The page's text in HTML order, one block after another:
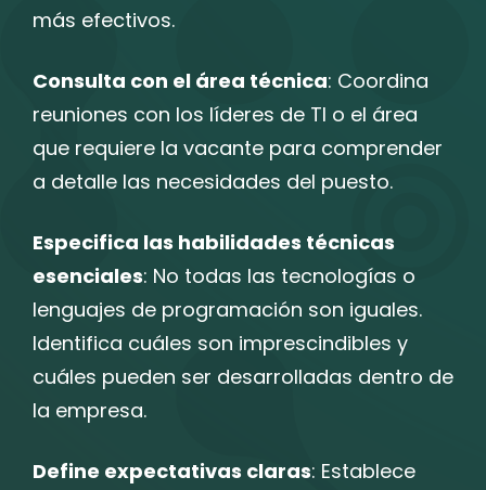
más efectivos.
Consulta con el área técnica: Coordina
reuniones con los líderes de TI o el área
que requiere la vacante para comprender
a detalle las necesidades del puesto.
Especifica las habilidades técnicas
esenciales: No todas las tecnologías o
lenguajes de programación son iguales.
Identifica cuáles son imprescindibles y
cuáles pueden ser desarrolladas dentro de
la empresa.
Define expectativas claras: Establece